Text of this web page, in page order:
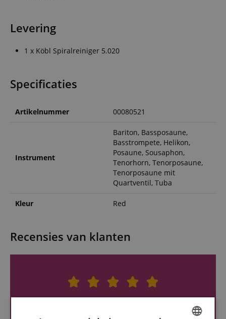
Levering
1 x Köbl Spiralreiniger 5.020
Specificaties
Artikelnummer 00080521
Instrument
Bariton, Bassposaune,
Basstrompete, Helikon,
Posaune, Sousaphon,
Tenorhorn, Tenorposaune,
Tenorposaune mit
Quartventil, Tuba
Kleur Red
Recensies van klanten